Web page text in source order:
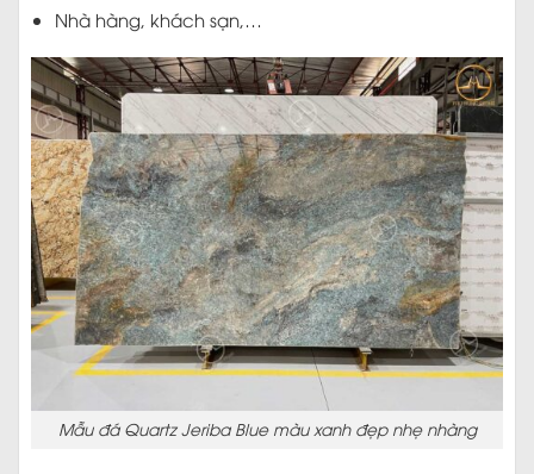
Nhà hàng, khách sạn,…
Mẫu đá Quartz Jeriba Blue màu xanh đẹp nhẹ nhàng